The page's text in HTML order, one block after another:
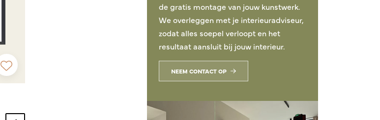
de gratis montage van jouw kunstwerk.
We overleggen met je interieuradviseur,
zodat alles soepel verloopt en het
resultaat aansluit bij jouw interieur.
NEEM CONTACT OP